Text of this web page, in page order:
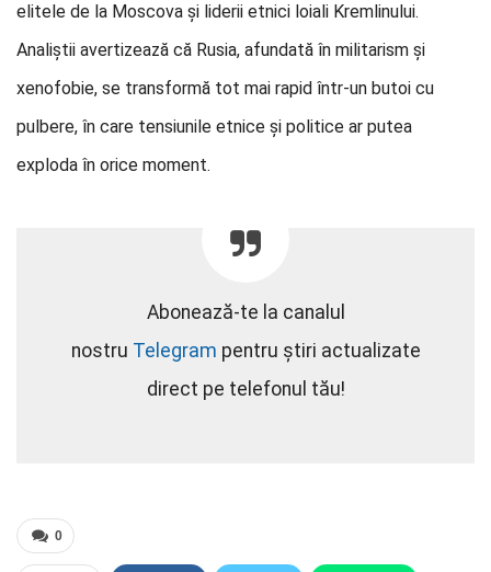
elitele de la Moscova și liderii etnici loiali Kremlinului.
Analiștii avertizează că Rusia, afundată în militarism și
xenofobie, se transformă tot mai rapid într-un butoi cu
pulbere, în care tensiunile etnice și politice ar putea
exploda în orice moment.
Abonează-te la canalul
nostru Telegram pentru știri actualizate
direct pe telefonul tău!
0